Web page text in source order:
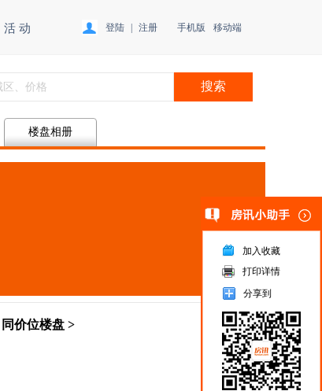
活 动 登陆 注册 手机版 移动端
楼盘相册
广告
同价位楼盘 >
加入收藏
打印详情
分享到